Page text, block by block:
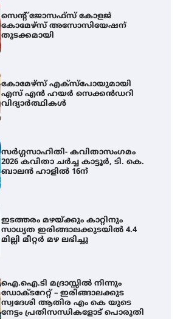
കോമേഴ്സ് എക്സ്പോയുമായി
എസ് എൻ ഹയർ സെക്കൻഡറി
വിദ്യാർത്ഥികൾ
സർഗ്ഗസാഹിതി- കവിതാസംഗമം
2026 കവിതാ ചർച്ച കാട്ടൂർ, ടി. കെ.
ബാലൻ ഹാളിൽ 16ന്
ഇടത്തരം മഴയ്ക്കും കാറ്റിനും
സാധ്യത ഇരിങ്ങാലക്കുടയിൽ 4.4
മില്ലി മീറ്റർ മഴ ലഭിച്ചു
ഐ.ഐ.ടി മദ്രാസ്സിൽ നിന്നും
ഡോക്ടറേറ്റ് – ഇരിങ്ങാലക്കുട
സ്വദേശി ആതിര എം കെ യുടെ
നേട്ടം പ്രതിസന്ധികളോട് പൊരുതി
ട്യുണീഷ്യൻ ചിത്രം ” ദി വോയിസ്
ഓഫ് ഹിന്ദ് റജബ് ” ഇരിങ്ങാലക്കുട
ഫിലിം സൊസൈറ്റി ആഗസ്റ്റ് 7
വെള്ളിയാഴ്ച സ്‌ക്രീൻ ചെയ്യുന്നു